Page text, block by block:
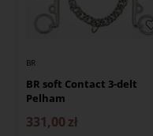
BR
BR soft Contact 3-delt
Pelham
331,00 zł